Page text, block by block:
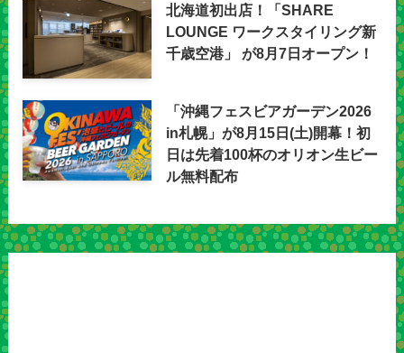
北海道初出店！「SHARE
LOUNGE ワークスタイリング新
千歳空港」 が8月7日オープン！
「沖縄フェスビアガーデン2026
in札幌」が8月15日(土)開幕！初
日は先着100杯のオリオン生ビー
ル無料配布